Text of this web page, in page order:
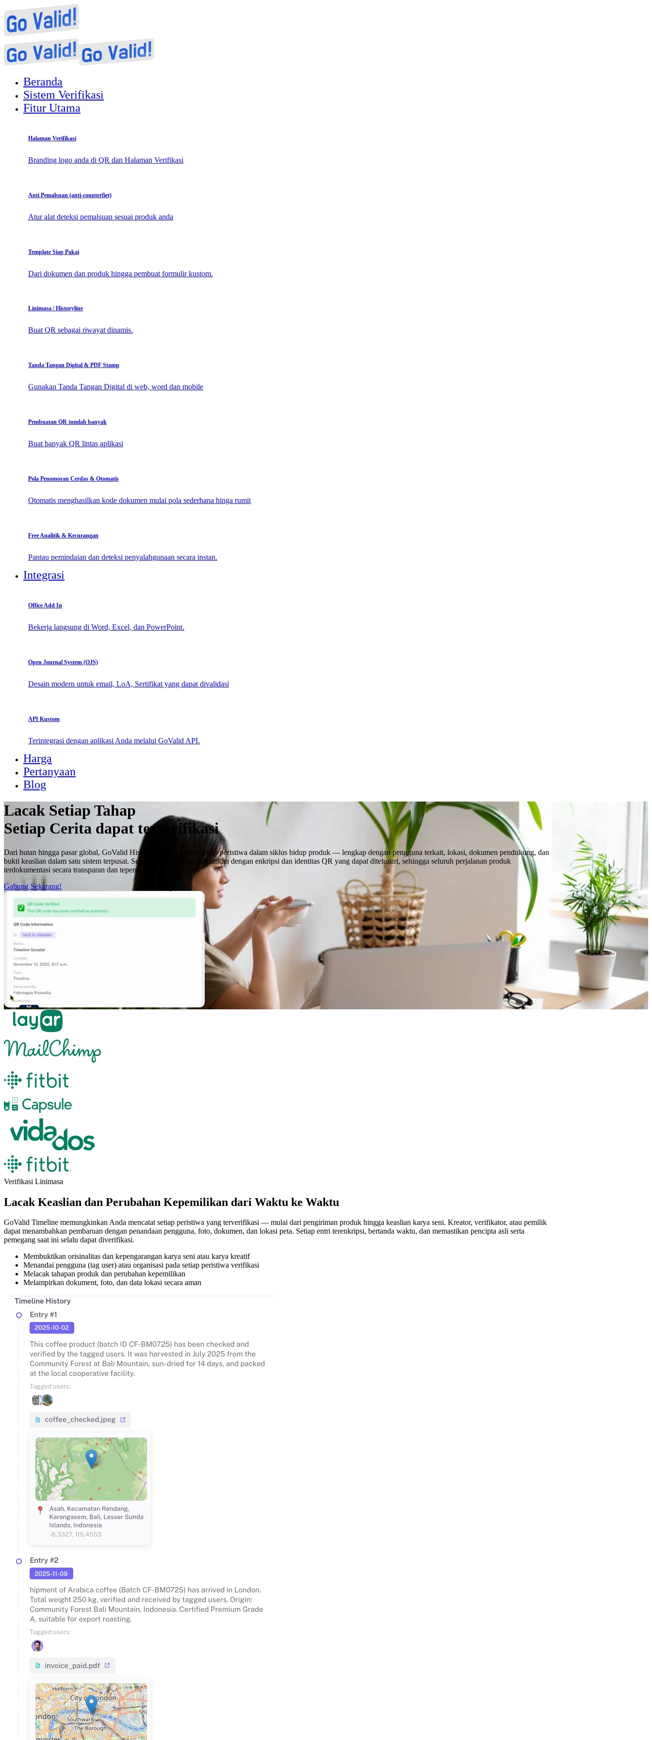
Beranda
Sistem Verifikasi
Fitur Utama
Halaman Verifikasi
Branding logo anda di QR dan Halaman Verifikasi
Anti Pemalsuan (anti-counterfiet)
Atur alat deteksi pemalsuan sesuai produk anda
Template Siap Pakai
Dari dokumen dan produk hingga pembuat formulir kustom.
Linimasa / Historyline
Buat QR sebagai riwayat dinamis.
Tanda Tangan Digital & PDF Stamp
Gunakan Tanda Tangan Digital di web, word dan mobile
Pembuatan QR jumlah banyak
Buat banyak QR lintas aplikasi
Pola Penomoran Cerdas & Otomatis
Otomatis menghasilkan kode dokumen mulai pola sederhana hinga rumit
Free Analitik & Kecurangan
Pantau pemindaian dan deteksi penyalahgunaan secara instan.
Integrasi
Office Add In
Bekerja langsung di Word, Excel, dan PowerPoint.
Open Journal System (OJS)
Desain modern untuk email, LoA, Sertifikat yang dapat divalidasi
API Kustom
Terintegrasi dengan aplikasi Anda melalui GoValid API.
Harga
Pertanyaan
Blog
Lacak Setiap Tahap
Setiap Cerita dapat terverifikasi
Dari hutan hingga pasar global, GoValid History Line merekam setiap peristiwa dalam siklus hidup produk — lengkap dengan pengguna terkait, lokasi, dokumen pendukung, dan
bukti keaslian dalam satu sistem terpusat. Setiap titik verifikasi diamankan dengan enkripsi dan identitas QR yang dapat ditelusuri, sehingga seluruh perjalanan produk
terdokumentasi secara transparan dan tepercaya.
Gabung Sekarang!
Verifikasi Linimasa
Lacak Keaslian dan Perubahan Kepemilikan dari Waktu ke Waktu
GoValid Timeline memungkinkan Anda mencatat setiap peristiwa yang terverifikasi — mulai dari pengiriman produk hingga keaslian karya seni. Kreator, verifikator, atau pemilik
dapat menambahkan pembaruan dengan penandaan pengguna, foto, dokumen, dan lokasi peta. Setiap entri terenkripsi, bertanda waktu, dan memastikan pencipta asli serta
pemegang saat ini selalu dapat diverifikasi.
Membuktikan orisinalitas dan kepengarangan karya seni atau karya kreatif
Menandai pengguna (tag user) atau organisasi pada setiap peristiwa verifikasi
Melacak tahapan produk dan perubahan kepemilikan
Melampirkan dokument, foto, dan data lokasi secara aman